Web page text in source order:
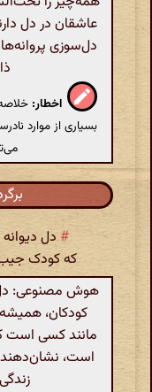
عاشقان در دل
دل‌سوزی
اخطار:
بسیاری از موارد
#دل
که کودک جیب
هوش مصنوعی: دل
کودکان،
مانند کسی است
است،